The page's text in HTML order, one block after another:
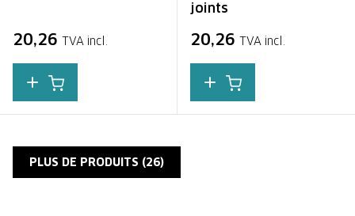
20,26 TVA incl.
joints
20,26 TVA incl.
PLUS DE PRODUITS (26)